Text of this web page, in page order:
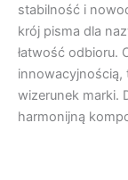
stabilność i
krój pisma dla
łatwość odbioru.
innowacyjnością,
wizerunek marki.
harmonijną